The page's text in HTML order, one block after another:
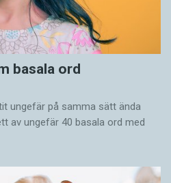
basala ord
ungefär på samma sätt ända
av ungefär 40 basala ord med